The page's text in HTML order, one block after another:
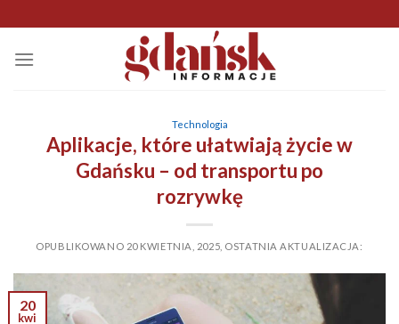
to
content
Technologia
Aplikacje, które ułatwiają życie w
Gdańsku – od transportu po
rozrywkę
OPUBLIKOWANO 20 KWIETNIA, 2025 OSTATNIA AKTUALIZACJA:
20
kwi